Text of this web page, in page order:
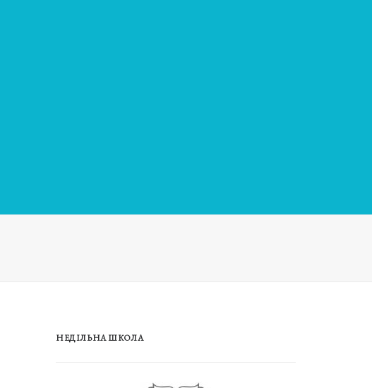
НЕДІЛЬНА ШКОЛА